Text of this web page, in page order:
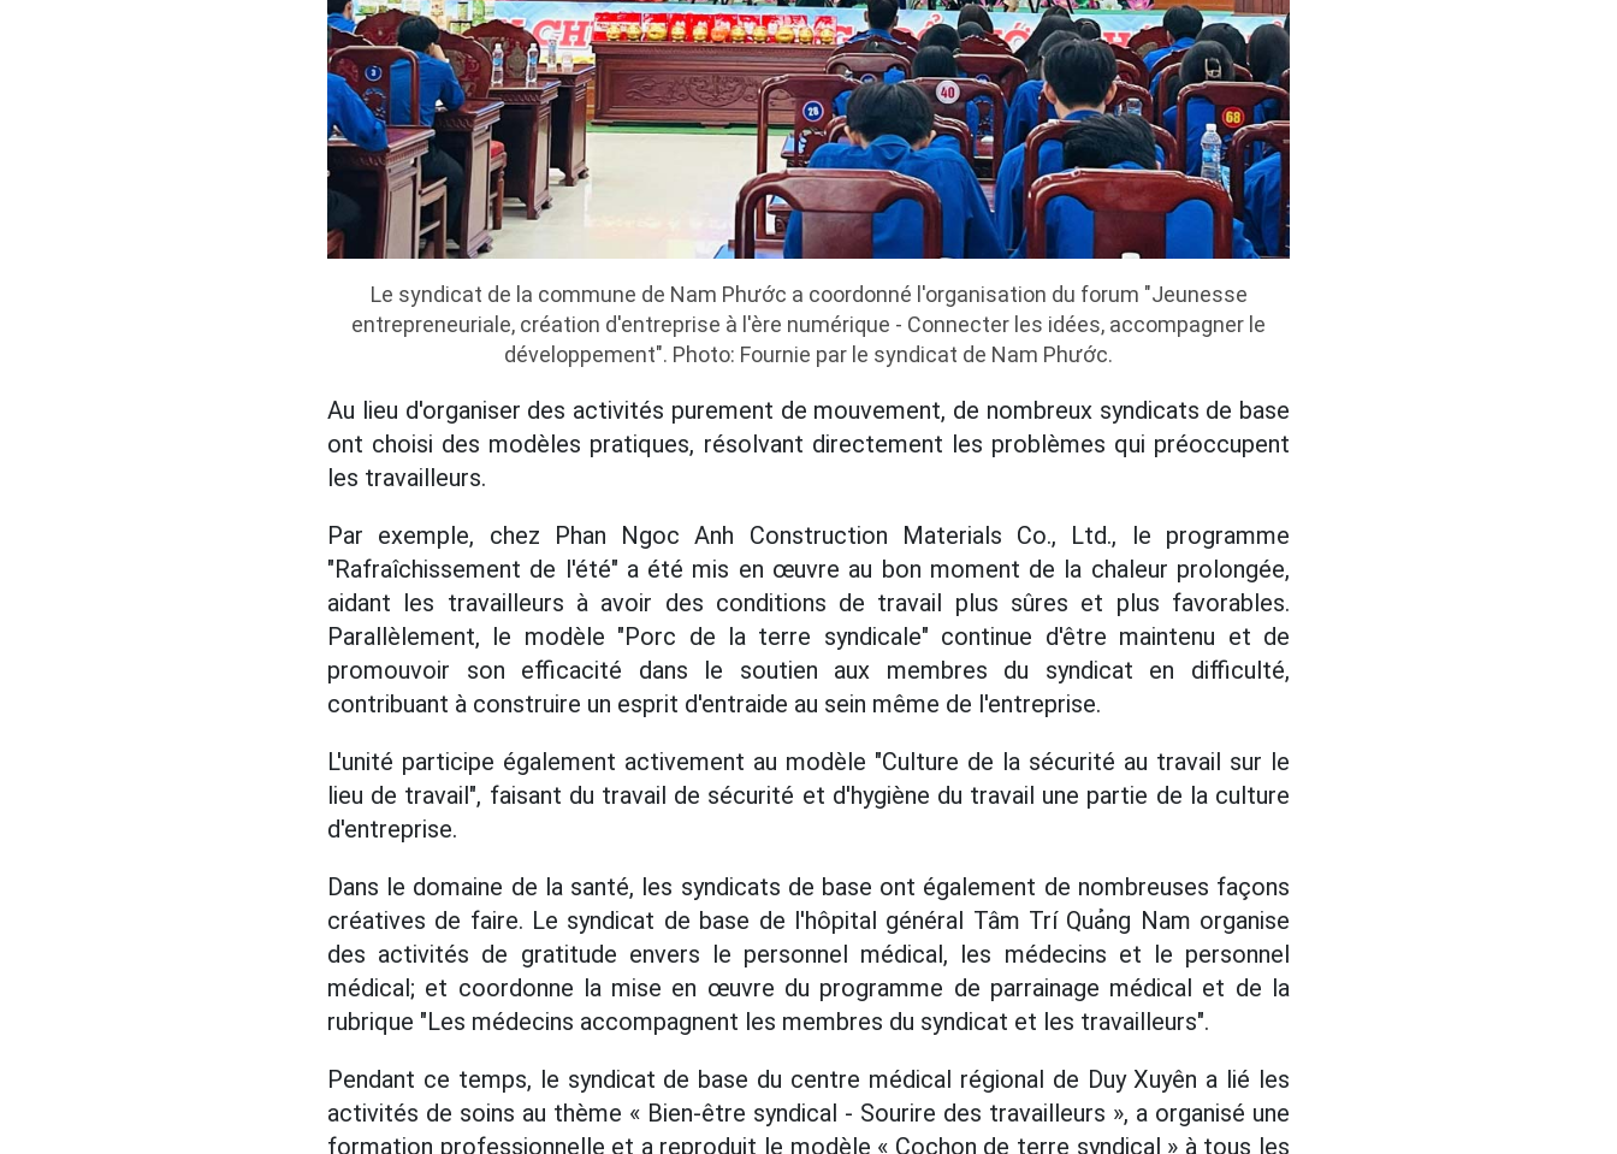
Le syndicat de la commune de Nam Phước a coordonné l'organisation du forum "Jeunesse
entrepreneuriale, création d'entreprise à l'ère numérique - Connecter les idées, accompagner le
développement". Photo: Fournie par le syndicat de Nam Phước.
Au lieu d'organiser des activités purement de mouvement, de nombreux syndicats de base
ont choisi des modèles pratiques, résolvant directement les problèmes qui préoccupent
les travailleurs.
Par exemple, chez Phan Ngoc Anh Construction Materials Co., Ltd., le programme
"Rafraîchissement de l'été" a été mis en œuvre au bon moment de la chaleur prolongée,
aidant les travailleurs à avoir des conditions de travail plus sûres et plus favorables.
Parallèlement, le modèle "Porc de la terre syndicale" continue d'être maintenu et de
promouvoir son efficacité dans le soutien aux membres du syndicat en difficulté,
contribuant à construire un esprit d'entraide au sein même de l'entreprise.
L'unité participe également activement au modèle "Culture de la sécurité au travail sur le
lieu de travail", faisant du travail de sécurité et d'hygiène du travail une partie de la culture
d'entreprise.
Dans le domaine de la santé, les syndicats de base ont également de nombreuses façons
créatives de faire. Le syndicat de base de l'hôpital général Tâm Trí Quảng Nam organise
des activités de gratitude envers le personnel médical, les médecins et le personnel
médical; et coordonne la mise en œuvre du programme de parrainage médical et de la
rubrique "Les médecins accompagnent les membres du syndicat et les travailleurs".
Pendant ce temps, le syndicat de base du centre médical régional de Duy Xuyên a lié les
activités de soins au thème « Bien-être syndical - Sourire des travailleurs », a organisé une
formation professionnelle et a reproduit le modèle « Cochon de terre syndical » à tous les